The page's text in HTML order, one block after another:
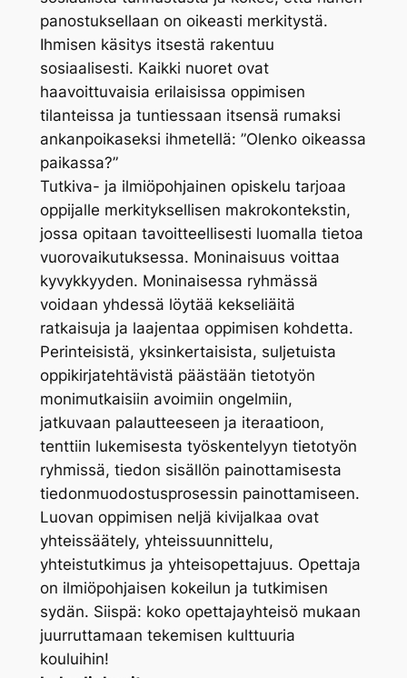
panostuksellaan on oikeasti merkitystä.
Ihmisen käsitys itsestä rakentuu
sosiaalisesti. Kaikki nuoret ovat
haavoittuvaisia erilaisissa oppimisen
tilanteissa ja tuntiessaan itsensä rumaksi
ankanpoikaseksi ihmetellä: ”Olenko oikeassa
paikassa?”
Tutkiva- ja ilmiöpohjainen opiskelu tarjoaa
oppijalle merkityksellisen makrokontekstin,
jossa opitaan tavoitteellisesti luomalla tietoa
vuorovaikutuksessa. Moninaisuus voittaa
kyvykkyyden. Moninaisessa ryhmässä
voidaan yhdessä löytää kekseliäitä
ratkaisuja ja laajentaa oppimisen kohdetta.
Perinteisistä, yksinkertaisista, suljetuista
oppikirjatehtävistä päästään tietotyön
monimutkaisiin avoimiin ongelmiin,
jatkuvaan palautteeseen ja iteraatioon,
tenttiin lukemisesta työskentelyyn tietotyön
ryhmissä, tiedon sisällön painottamisesta
tiedonmuodostusprosessin painottamiseen.
Luovan oppimisen neljä kivijalkaa ovat
yhteissäätely, yhteissuunnittelu,
yhteistutkimus ja yhteisopettajuus. Opettaja
on ilmiöpohjaisen kokeilun ja tutkimisen
sydän. Siispä: koko opettajayhteisö mukaan
juurruttamaan tekemisen kulttuuria
kouluihin!